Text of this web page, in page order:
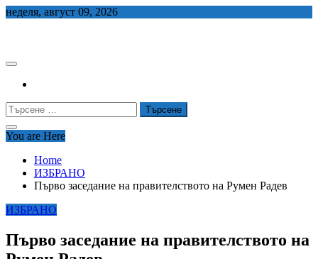
Skip
неделя, август 09, 2026
Търсене
за:
You are Here
Home
ИЗБРАНО
Първо заседание на правителството на Румен Радев
ИЗБРАНО
Първо заседание на правителството на